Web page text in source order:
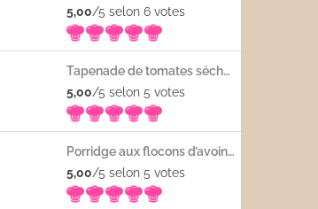
5,00/5 selon 6 votes
Tapenade de tomates séchées
5,00/5 selon 5 votes
Porridge aux flocons d’avoine avec les fruits frais
5,00/5 selon 5 votes